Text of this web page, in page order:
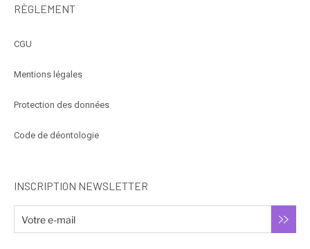
RÈGLEMENT
CGU
Mentions légales
Protection des données
Code de déontologie
INSCRIPTION NEWSLETTER